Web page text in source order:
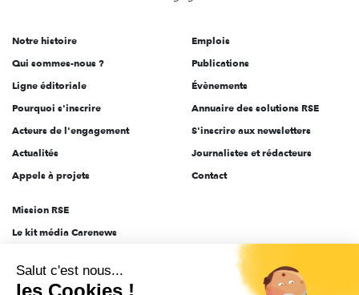
l'engagement
Notre histoire
Qui sommes-nous ?
Ligne éditoriale
Pourquoi s'inscrire
Acteurs de l'engagement
Actualités
Appels à projets
Emplois
Publications
Évènements
Annuaire des solutions RSE
S'inscrire aux newsletters
Journalistes et rédacteurs
Contact
Mission RSE
Le kit média Carenews
AEF info
Salut c'est nous...
les Cookies !